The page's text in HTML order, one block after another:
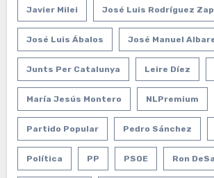
Javier Milei José Luis Rodríguez
José Luis Ábalos José Manuel
Junts Per Catalunya Leire Díez
María Jesús Montero NLPremium
Partido Popular Pedro Sánchez
Política PP PSOE Ron